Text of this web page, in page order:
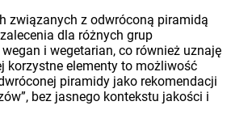
związanych z odwróconą piramidą
dla różnych grup
i wegetarian, co również uznaję
korzystne elementy to możliwość
piramidy jako rekomendacji
bez jasnego kontekstu jakości i